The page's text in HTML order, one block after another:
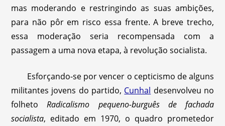
mas moderando e restringindo as suas ambições,
para não pôr em risco essa frente. A breve trecho,
essa moderação seria recompensada com a
passagem a uma nova etapa, à revolução socialista.
Esforçando-se por vencer o cepticismo de alguns
militantes jovens do partido, Cunhal desenvolveu no
folhetoRadicalismo pequeno-burguês de fachada
socialista, editado em 1970, o quadro prometedor